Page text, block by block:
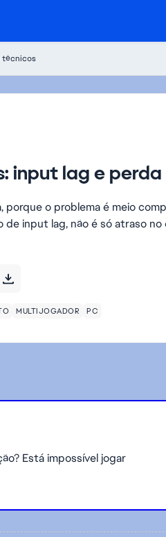
técnicos
input lag e
é meio complexo. Estou enfrentando um input
de input lag, não é só atraso
MULTIJOGADOR PC
Está impossível jogar